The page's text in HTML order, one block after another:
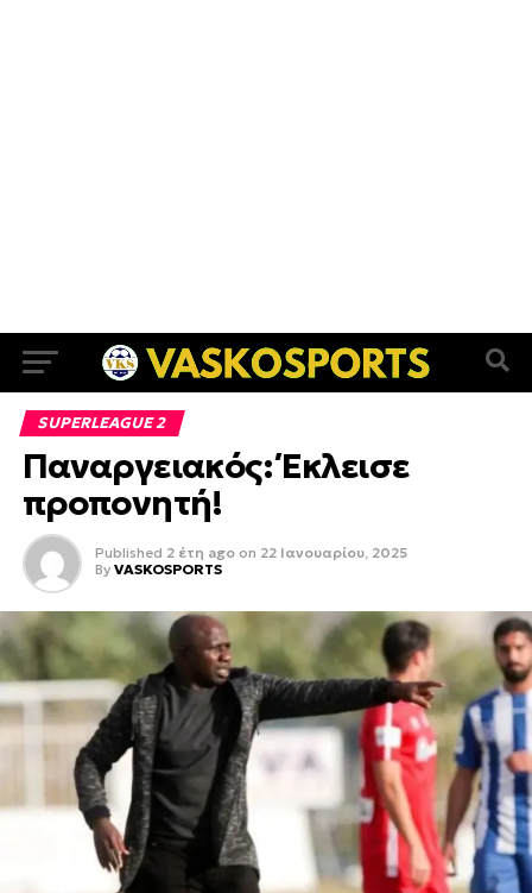
SUPERLEAGUE 2
Παναργειακός: Έκλεισε
προπονητή!
Published 2 έτη ago on 22 Ιανουαρίου, 2025
By VASKOSPORTS